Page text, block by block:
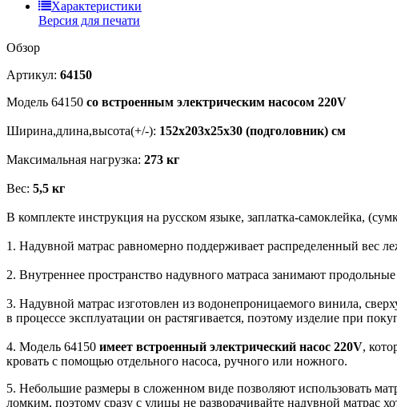
Характеристики
Версия для печати
Обзор
Артикул: 64150
Модель 64150 со встроенным электрическим насосом 220V
Ширина,длина,высота(+/-): 152х203х25х30 (подголовник) см
Максимальная нагрузка: 273 кг
Вес: 5,5 кг
В комплекте инструкция на русском языке, заплатка-самоклейка,
1. Надувной матрас равномерно поддерживает распределенный вес
2. Внутреннее пространство надувного матраса занимают
3. Надувной матрас изготовлен из водонепроницаемого винила,
в процессе эксплуатации он растягивается, поэтому изделие при
4. Модель 64150 имеет встроенный электрический насос 220V,
кровать с помощью отдельного насоса, ручного или ножного.
5. Небольшие размеры в сложенном виде позволяют использовать
ломким, поэтому сразу с улицы не разворачивайте надувной матрас